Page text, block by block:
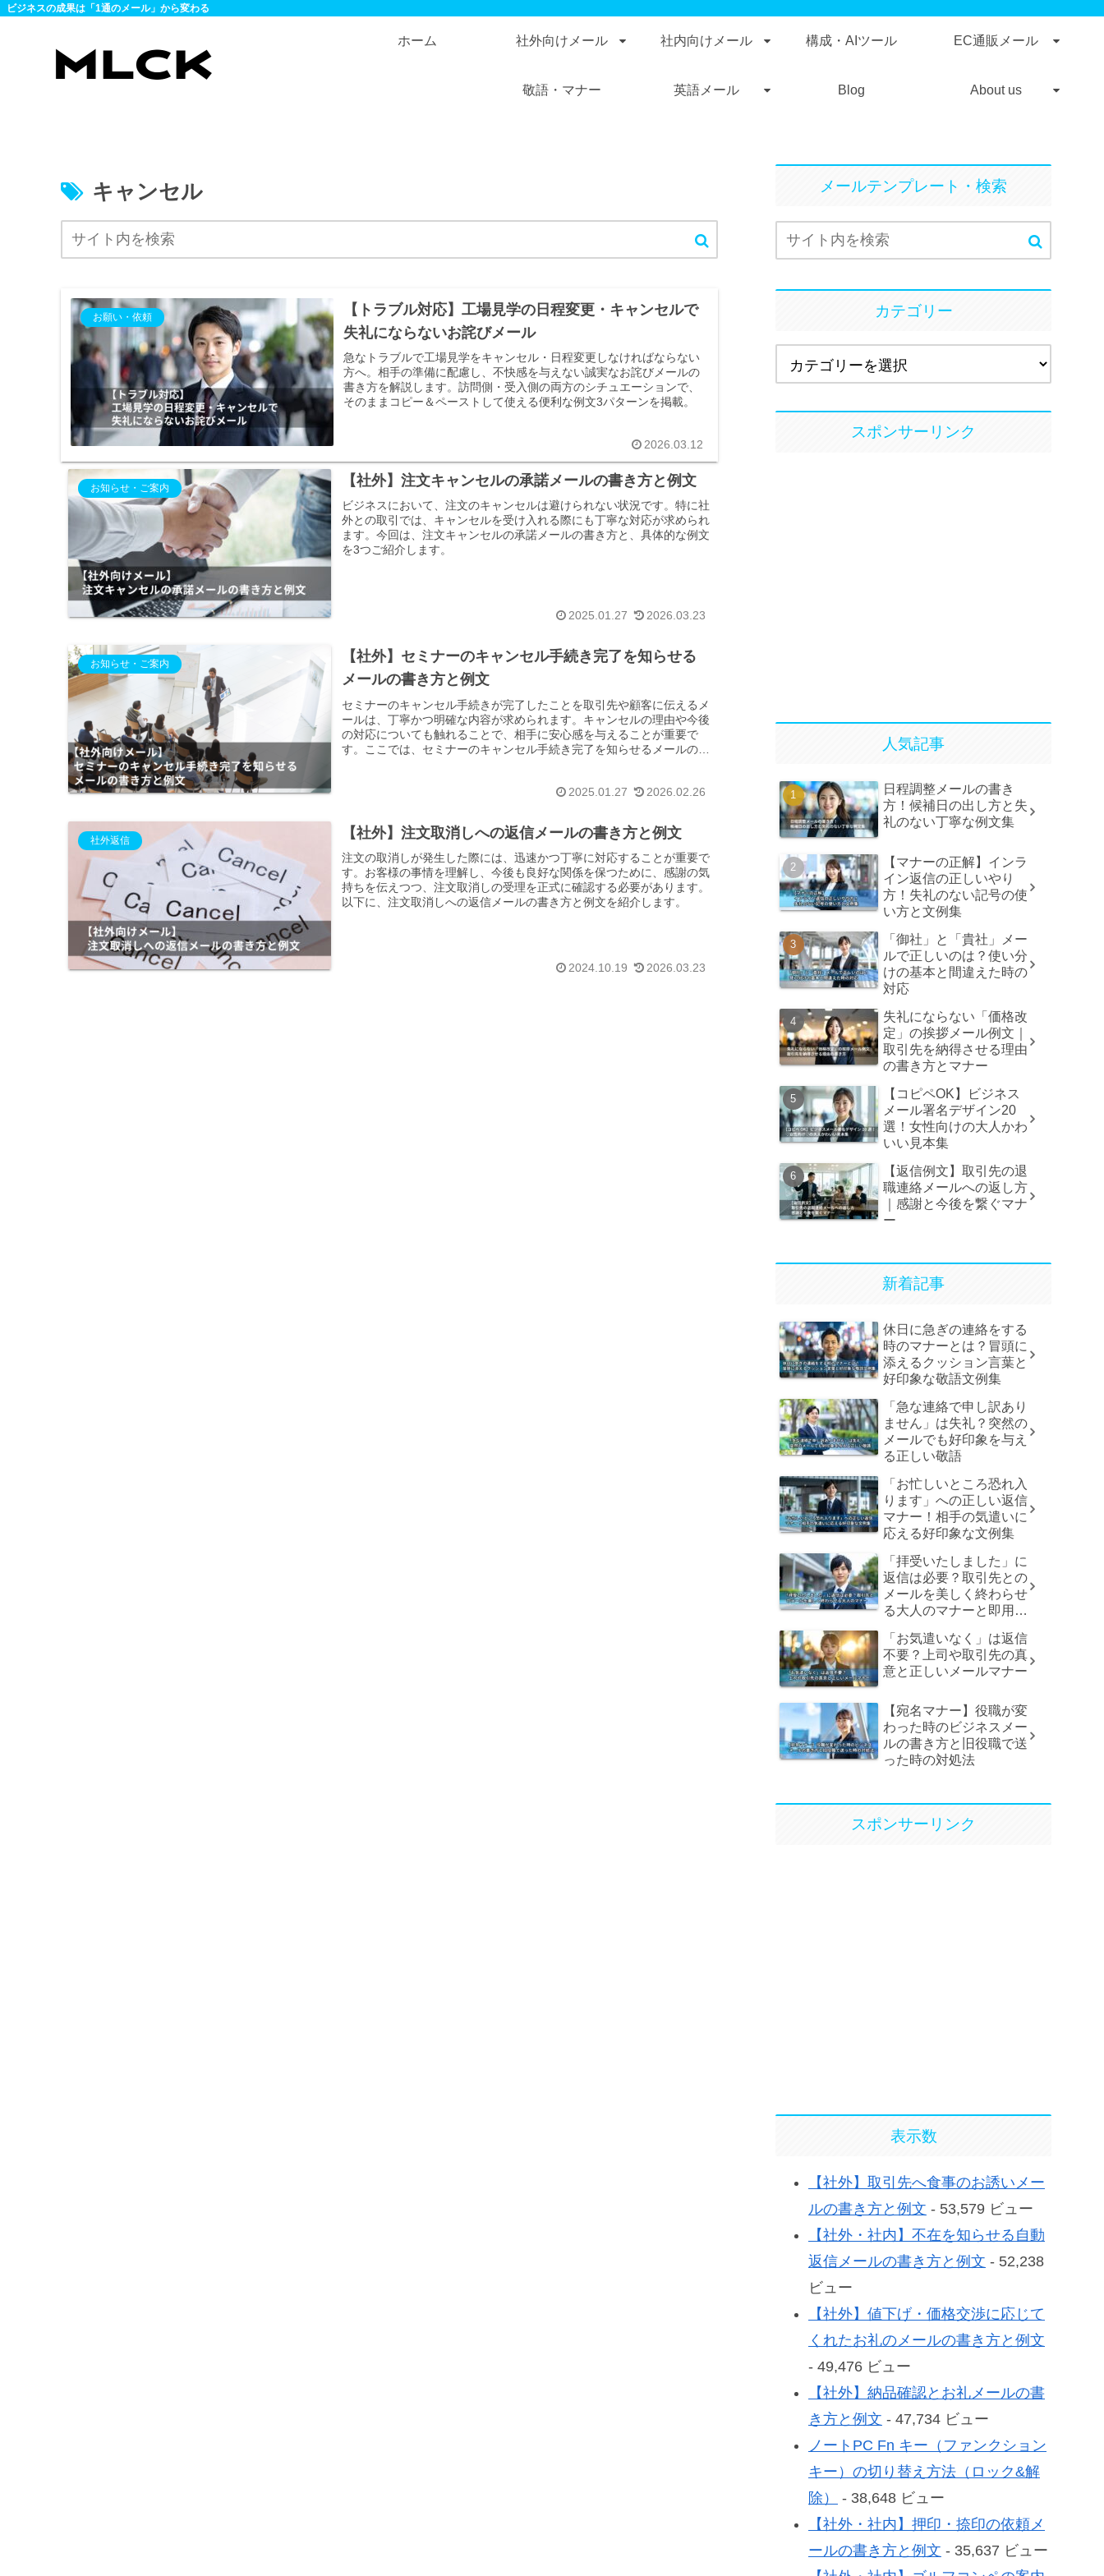
ビジネスの成果は「1通のメール」から変わる
ホーム 社外向けメール 社内向けメール 構成・AIツール EC通販メール
敬語・マナー 英語メール Blog About us
キャンセル
お願い・依頼
【トラブル対応】工場見学の日程変更・キャンセルで
失礼にならないお詫びメール
急なトラブルで工場見学をキャンセル・日程変更しなければならない
方へ。相手の準備に配慮し、不快感を与えない誠実なお詫びメールの
書き方を解説します。訪問側・受入側の両方のシチュエーションで、
そのままコピー＆ペーストして使える便利な例文3パターンを掲載。
2026.03.12
お知らせ・ご案内 【社外】注文キャンセルの承諾メールの書き方と例文
ビジネスにおいて、注文のキャンセルは避けられない状況です。特に社
外との取引では、キャンセルを受け入れる際にも丁寧な対応が求められ
ます。今回は、注文キャンセルの承諾メールの書き方と、具体的な例文
を3つご紹介します。
2025.01.27 2026.03.23
お知らせ・ご案内
【社外】セミナーのキャンセル手続き完了を知らせる
メールの書き方と例文
セミナーのキャンセル手続きが完了したことを取引先や顧客に伝えるメ
ールは、丁寧かつ明確な内容が求められます。キャンセルの理由や今後
の対応についても触れることで、相手に安心感を与えることが重要で
す。ここでは、セミナーのキャンセル手続き完了を知らせるメールの書
2025.01.27 2026.02.26
社外返信 【社外】注文取消しへの返信メールの書き方と例文
注文の取消しが発生した際には、迅速かつ丁寧に対応することが重要で
す。お客様の事情を理解し、今後も良好な関係を保つために、感謝の気
持ちを伝えつつ、注文取消しの受理を正式に確認する必要があります。
以下に、注文取消しへの返信メールの書き方と例文を紹介します。
2024.10.19 2026.03.23
メールテンプレート・検索
カテゴリー
スポンサーリンク
人気記事
日程調整メールの書き
方！候補日の出し方と失
礼のない丁寧な例文集
【マナーの正解】インラ
イン返信の正しいやり
方！失礼のない記号の使
い方と文例集
「御社」と「貴社」メー
ルで正しいのは？使い分
けの基本と間違えた時の
対応
失礼にならない「価格改
定」の挨拶メール例文｜
取引先を納得させる理由
の書き方とマナー
【コピペOK】ビジネス
メール署名デザイン20
選！女性向けの大人かわ
いい見本集
【返信例文】取引先の退
職連絡メールへの返し方
｜感謝と今後を繋ぐマナ
ー
新着記事
休日に急ぎの連絡をする
時のマナーとは？冒頭に
添えるクッション言葉と
好印象な敬語文例集
「急な連絡で申し訳あり
ません」は失礼？突然の
メールでも好印象を与え
る正しい敬語
「お忙しいところ恐れ入
ります」への正しい返信
マナー！相手の気遣いに
応える好印象な文例集
「拝受いたしました」に
返信は必要？取引先との
メールを美しく終わらせ
る大人のマナーと即用文
「お気遣いなく」は返信
不要？上司や取引先の真
意と正しいメールマナー
【宛名マナー】役職が変
わった時のビジネスメー
ルの書き方と旧役職で送
った時の対処法
スポンサーリンク
表示数
【社外】取引先へ食事のお誘いメー
ルの書き方と例文 - 53,579 ビュー
【社外・社内】不在を知らせる自動
返信メールの書き方と例文 - 52,238
ビュー
【社外】値下げ・価格交渉に応じて
くれたお礼のメールの書き方と例文
- 49,476 ビュー
【社外】納品確認とお礼メールの書
き方と例文 - 47,734 ビュー
ノートPC Fn キー（ファンクション
キー）の切り替え方法（ロック&解
除）
- 38,648 ビュー
【社外・社内】押印・捺印の依頼メ
ールの書き方と例文 - 35,637 ビュー